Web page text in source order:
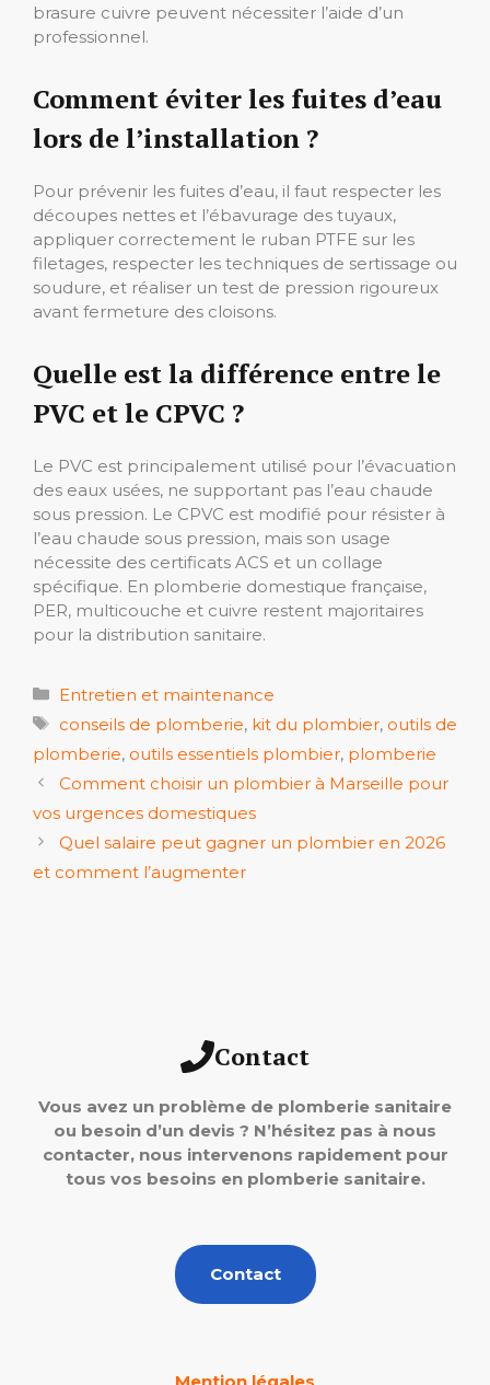
brasure cuivre peuvent nécessiter l’aide d’un
professionnel.
Comment éviter les fuites d’eau
lors de l’installation ?
Pour prévenir les fuites d’eau, il faut respecter les
découpes nettes et l’ébavurage des tuyaux,
appliquer correctement le ruban PTFE sur les
filetages, respecter les techniques de sertissage ou
soudure, et réaliser un test de pression rigoureux
avant fermeture des cloisons.
Quelle est la différence entre le
PVC et le CPVC ?
Le PVC est principalement utilisé pour l’évacuation
des eaux usées, ne supportant pas l’eau chaude
sous pression. Le CPVC est modifié pour résister à
l’eau chaude sous pression, mais son usage
nécessite des certificats ACS et un collage
spécifique. En plomberie domestique française,
PER, multicouche et cuivre restent majoritaires
pour la distribution sanitaire.
Catégories
Entretien et maintenance
Étiquettes
conseils de plomberie, kit du plombier, outils de
plomberie, outils essentiels plombier, plomberie
Comment choisir un plombier à Marseille pour
vos urgences domestiques
Quel salaire peut gagner un plombier en 2026
et comment l’augmenter
Contact
Vous avez un problème de plomberie sanitaire
ou besoin d’un devis ? N’hésitez pas à nous
contacter, nous intervenons rapidement pour
tous vos besoins en plomberie sanitaire.
Contact